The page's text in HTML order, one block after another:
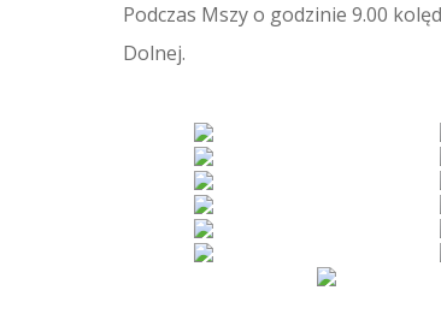
Podczas Mszy o godzinie 9.00
Dolnej.